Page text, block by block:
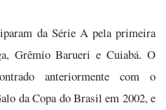
da Série A pela primeira
Grêmio Barueri e Cuiabá. O
anteriormente com o
da Copa do Brasil em 2002, e